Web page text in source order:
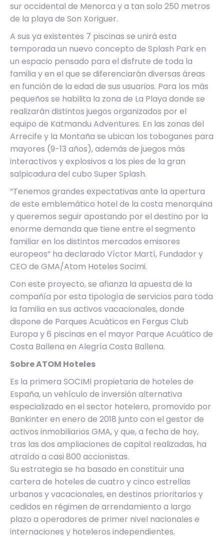
sur occidental de Menorca y a tan solo 250 metros
de la playa de Son Xoriguer.
A sus ya existentes 7 piscinas se unirá esta
temporada un nuevo concepto de Splash Park en
un espacio pensado para el disfrute de toda la
familia y en el que se diferenciarán diversas áreas
en función de la edad de sus usuarios. Para los más
pequeños se habilita la zona de La Playa donde se
realizarán distintos juegos organizados por el
equipo de Katmandu Adventures. En las zonas del
Arrecife y la Montaña se ubican los toboganes para
mayores (9-13 años), además de juegos más
interactivos y explosivos a los pies de la gran
salpicadura del cubo Super Splash.
“Tenemos grandes expectativas ante la apertura
de este emblemático hotel de la costa menorquina
y queremos seguir apostando por el destino por la
enorme demanda que tiene entre el segmento
familiar en los distintos mercados emisores
europeos” ha declarado Víctor Martí, Fundador y
CEO de GMA/Atom Hoteles Socimi.
Con este proyecto, se afianza la apuesta de la
compañía por esta tipología de servicios para toda
la familia en sus activos vacacionales, donde
dispone de Parques Acuáticos en Fergus Club
Europa y 6 piscinas en el mayor Parque Acuático de
Costa Ballena en Alegría Costa Ballena.
Sobre ATOM Hoteles
Es la primera SOCIMI propietaria de hoteles de
España, un vehículo de inversión alternativa
especializado en el sector hotelero, promovido por
Bankinter en enero de 2018 junto con el gestor de
activos inmobiliarios GMA, y que, a fecha de hoy,
tras las dos ampliaciones de capital realizadas, ha
atraído a casi 800 accionistas.
Su estrategia se ha basado en constituir una
cartera de hoteles de cuatro y cinco estrellas
urbanos y vacacionales, en destinos prioritarios y
cedidos en régimen de arrendamiento a largo
plazo a operadores de primer nivel nacionales e
internaciones y hoteleros independientes.